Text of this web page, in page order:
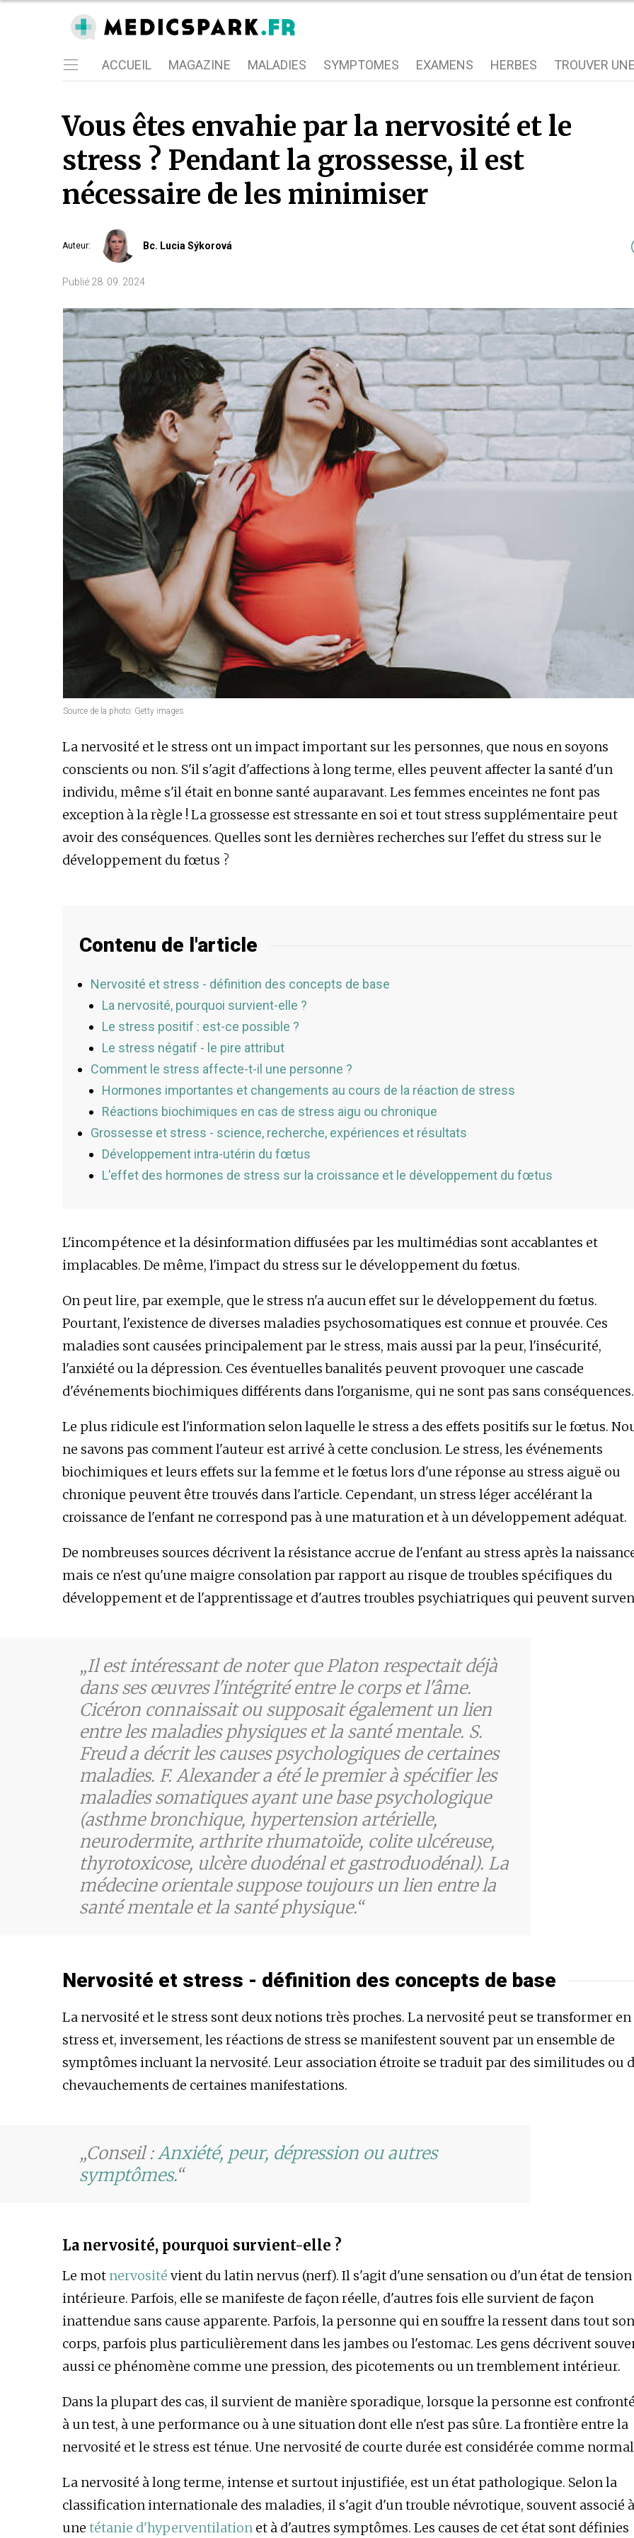
ACCUEIL MAGAZINE MALADIES SYMPTOMES EXAMENS HERBES TROUVER
Vous êtes envahie par la nervosité et le
stress ? Pendant la grossesse, il est
nécessaire de les minimiser
Auteur: Bc. Lucia Sýkorová
Publié 28. 09. 2024
Source de la photo: Getty images
La nervosité et le stress ont un impact important sur les personnes, que nous en soyons
conscients ou non. S'il s'agit d'affections à long terme, elles peuvent affecter la santé d'un
individu, même s'il était en bonne santé auparavant. Les femmes enceintes ne font pas
exception à la règle ! La grossesse est stressante en soi et tout stress supplémentaire peut
avoir des conséquences. Quelles sont les dernières recherches sur l'effet du stress sur le
développement du fœtus ?
Contenu de l'article
Nervosité et stress - définition des concepts de base
La nervosité, pourquoi survient-elle ?
Le stress positif : est-ce possible ?
Le stress négatif - le pire attribut
Comment le stress affecte-t-il une personne ?
Hormones importantes et changements au cours de la réaction de stress
Réactions biochimiques en cas de stress aigu ou chronique
Grossesse et stress - science, recherche, expériences et résultats
Développement intra-utérin du fœtus
L'effet des hormones de stress sur la croissance et le développement du fœtus
L'incompétence et la désinformation diffusées par les multimédias sont accablantes et
implacables. De même, l'impact du stress sur le développement du fœtus.
On peut lire, par exemple, que le stress n'a aucun effet sur le développement du fœtus.
Pourtant, l'existence de diverses maladies psychosomatiques est connue et prouvée. Ces
maladies sont causées principalement par le stress, mais aussi par la peur, l'insécurité,
l'anxiété ou la dépression. Ces éventuelles banalités peuvent provoquer une cascade
d'événements biochimiques différents dans l'organisme, qui ne sont pas sans conséquences.
Le plus ridicule est l'information selon laquelle le stress a des effets positifs sur le fœtus.
ne savons pas comment l'auteur est arrivé à cette conclusion. Le stress, les événements
biochimiques et leurs effets sur la femme et le fœtus lors d'une réponse au stress aiguë ou
chronique peuvent être trouvés dans l'article. Cependant, un stress léger accélérant la
croissance de l'enfant ne correspond pas à une maturation et à un développement adéquat.
De nombreuses sources décrivent la résistance accrue de l'enfant au stress après la
mais ce n'est qu'une maigre consolation par rapport au risque de troubles spécifiques du
développement et de l'apprentissage et d'autres troubles psychiatriques qui peuvent
Il est intéressant de noter que Platon respectait déjà
dans ses œuvres l'intégrité entre le corps et l'âme.
Cicéron connaissait ou supposait également un lien
entre les maladies physiques et la santé mentale. S.
Freud a décrit les causes psychologiques de certaines
maladies. F. Alexander a été le premier à spécifier les
maladies somatiques ayant une base psychologique
(asthme bronchique, hypertension artérielle,
neurodermite, arthrite rhumatoïde, colite ulcéreuse,
thyrotoxicose, ulcère duodénal et gastroduodénal). La
médecine orientale suppose toujours un lien entre la
santé mentale et la santé physique.
Nervosité et stress - définition des concepts de base
La nervosité et le stress sont deux notions très proches. La nervosité peut se transformer en
stress et, inversement, les réactions de stress se manifestent souvent par un ensemble de
symptômes incluant la nervosité. Leur association étroite se traduit par des similitudes ou
chevauchements de certaines manifestations.
Conseil :Anxiété, peur, dépression ou autres
symptômes.
La nervosité, pourquoi survient-elle ?
Le mot nervosité vient du latin nervus (nerf). Il s'agit d'une sensation ou d'un état de tension
intérieure. Parfois, elle se manifeste de façon réelle, d'autres fois elle survient de façon
inattendue sans cause apparente. Parfois, la personne qui en souffre la ressent dans tout son
corps, parfois plus particulièrement dans les jambes ou l'estomac. Les gens décrivent
aussi ce phénomène comme une pression, des picotements ou un tremblement intérieur.
Dans la plupart des cas, il survient de manière sporadique, lorsque la personne est
à un test, à une performance ou à une situation dont elle n'est pas sûre. La frontière entre la
nervosité et le stress est ténue. Une nervosité de courte durée est considérée comme
La nervosité à long terme, intense et surtout injustifiée, est un état pathologique. Selon la
classification internationale des maladies, il s'agit d'un trouble névrotique, souvent associé à
une tétanie d'hyperventilation et à d'autres symptômes. Les causes de cet état sont définies